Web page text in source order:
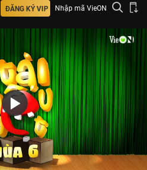
ĐĂNG KÝ VIP Nhập mã VieON